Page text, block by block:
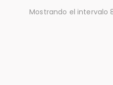
Mostrando el intervalo